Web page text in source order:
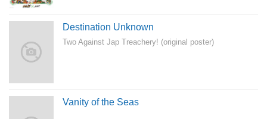
Destination Unknown
Two Against Jap Treachery! (original poster)
Vanity of the Seas